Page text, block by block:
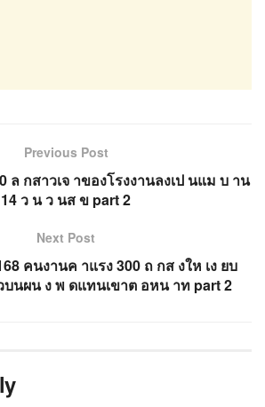
Previous Post
ล กสาวเจ าของโรงงานลงเป นแม บ าน
14 ว น ว นส ข part 2
Next Post
คนงานค าแรง 300 ถ กส งให เง ยบ
นผน ง พ ดแทนเขาต อหน าท part 2